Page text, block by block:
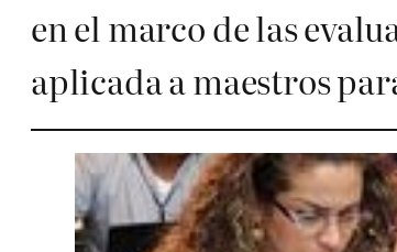
en el marco de las
aplicada a maestros